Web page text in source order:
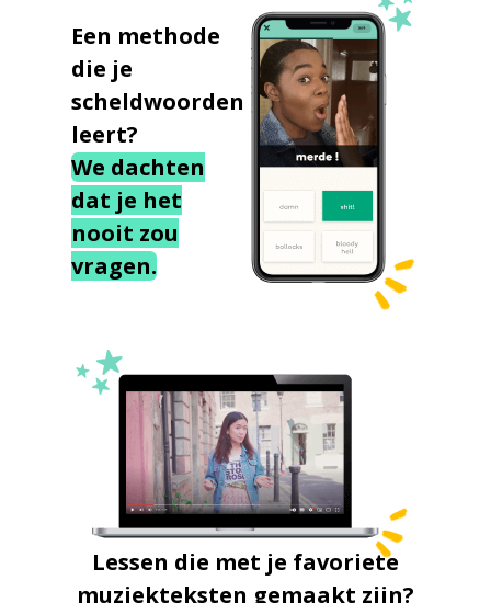
Een methode
die je
scheldwoorden
leert?
We dachten
dat je het
nooit zou
vragen.
Lessen die met je favoriete
muziekteksten gemaakt zijn?